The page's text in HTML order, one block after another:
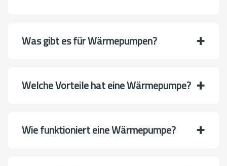
Was gibt es für Wärmepumpen?
Welche Vorteile hat eine Wärmepumpe?
Wie funktioniert eine Wärmepumpe?